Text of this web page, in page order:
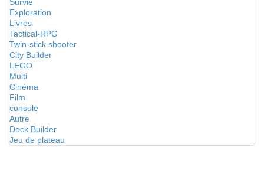
Exploration
Livres
Tactical-RPG
Twin-stick shooter
City Builder
LEGO
Multi
Cinéma
Film
console
Autre
Deck Builder
Jeu de plateau